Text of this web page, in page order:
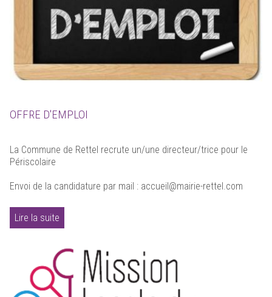
OFFRE D'EMPLOI
La Commune de Rettel recrute un/une directeur/trice pour le
Périscolaire
Envoi de la candidature par mail : accueil@mairie-rettel.com
Lire la suite